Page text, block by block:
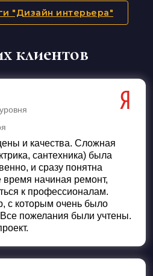
"Дизайн интерьера"
клиентов
и качества. Сложная
сантехника) была
и сразу понятна
начиная ремонт,
к профессионалам.
с которым очень было
пожелания были учтены.